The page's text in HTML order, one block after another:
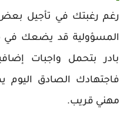
رغم رغبتك في تأجيل بعض
المسؤولية قد يضعك في
بادر بتحمل واجبات
فاجتهادك الصادق اليوم
مهني قريب.